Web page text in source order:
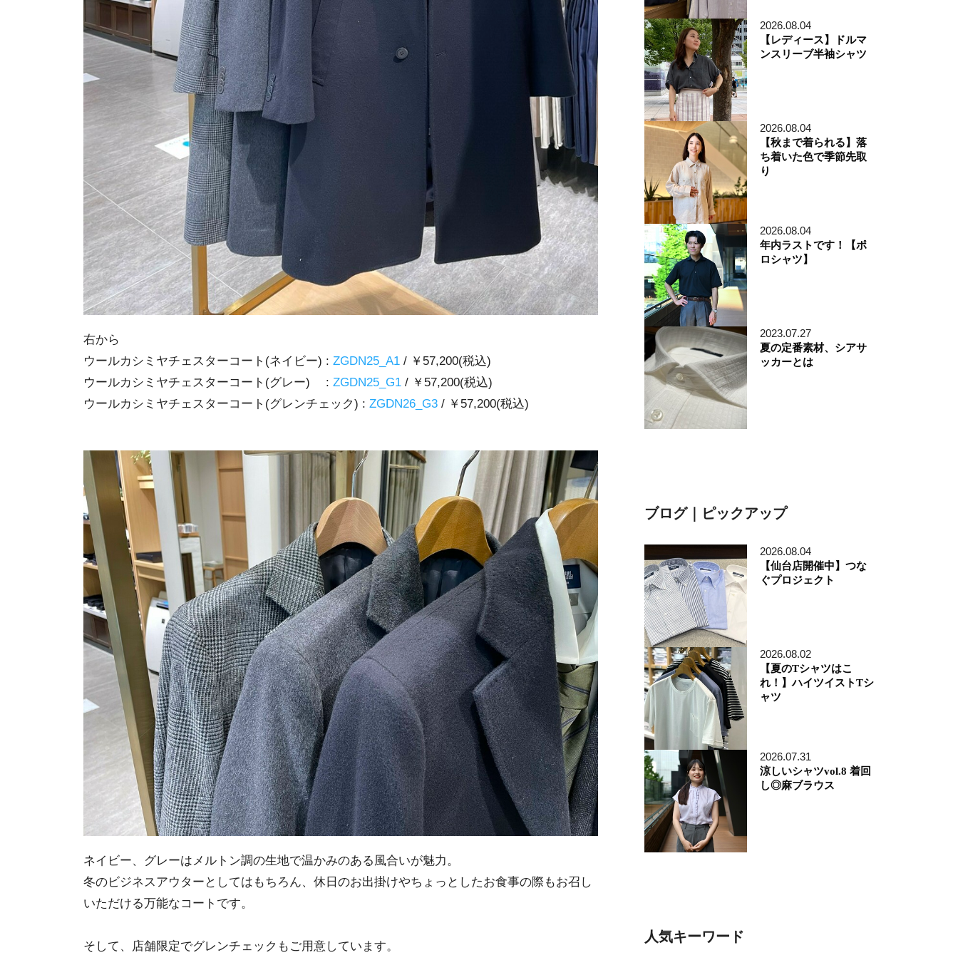
右から
ウールカシミヤチェスターコート(ネイビー) : ZGDN25_A1 / ￥57,200(税込)
ウールカシミヤチェスターコート(グレー) : ZGDN25_G1 / ￥57,200(税込)
ウールカシミヤチェスターコート(グレンチェック) : ZGDN26_G3 / ￥57,200(税込)
ネイビー、グレーはメルトン調の生地で温かみのある風合いが魅力。
冬のビジネスアウターとしてはもちろん、休日のお出掛けやちょっとしたお食事の際もお召し
いただける万能なコートです。
そして、店舗限定でグレンチェックもご用意しています。
2026.08.04
【レディース】ドルマ
ンスリーブ半袖シャツ
2026.08.04
【秋まで着られる】落
ち着いた色で季節先取
り
2026.08.04
年内ラストです！【ポ
ロシャツ】
2023.07.27
夏の定番素材、シアサ
ッカーとは
ブログ｜ピックアップ
2026.08.04
【仙台店開催中】つな
ぐプロジェクト
2026.08.02
【夏のTシャツはこ
れ！】ハイツイストTシ
ャツ
2026.07.31
涼しいシャツvol.8 着回
し◎麻ブラウス
人気キーワード